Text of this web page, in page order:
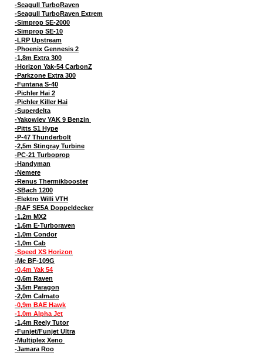
-Seagull TurboRaven
-Seagull TurboRaven Extrem
-Simprop SE-2000
-Simprop SE-10
-LRP Upstream
-Phoenix Gennesis 2
-1,8m Extra 300
-Horizon Yak-54 CarbonZ
-Parkzone Extra 300
-Funtana S-40
-Pichler Hai 2
-Pichler Killer Hai
-Superdelta
-Yakowlev YAK 9 Benzin
-Pitts S1 Hype
-P-47 Thunderbolt
-2,5m Stingray Turbine
-PC-21 Turboprop
-Handyman
-Nemere
-Renus Thermikbooster
-SBach 1200
-Elektro Willi VTH
-RAF SE5A Doppeldecker
-1,2m MX2
-1,6m E-Turboraven
-1,0m Condor
-1,0m Cab
-Speed XS Horizon
-Me BF-109G
-0,4m Yak 54
-0,6m Raven
-3,5m Paragon
-2,0m Calmato
-0,9m BAE Hawk
-1,0m Alpha Jet
-1,4m Reely Tutor
-Funjet/Funjet Ultra
-Multiplex Xeno
-Jamara Roo